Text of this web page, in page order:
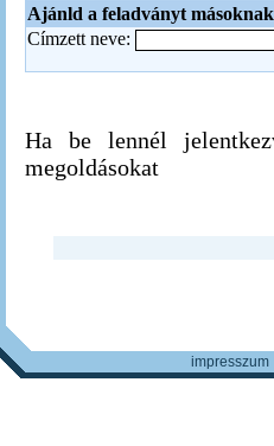
Ajánld a feladványt
Címzett neve:
Ha be lennél
megoldásokat
impresszum